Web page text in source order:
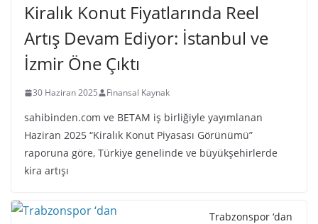
Kiralık Konut Fiyatlarında Reel
Artış Devam Ediyor: İstanbul ve
İzmir Öne Çıktı
30 Haziran 2025 Finansal Kaynak
sahibinden.com ve BETAM iş birliğiyle yayımlanan
Haziran 2025 “Kiralık Konut Piyasası Görünümü”
raporuna göre, Türkiye genelinde ve büyükşehirlerde
kira artışı
Trabzonspor ‘dan